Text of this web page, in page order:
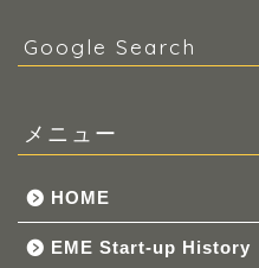
Google Search
メニュー
HOME
EME Start-up History